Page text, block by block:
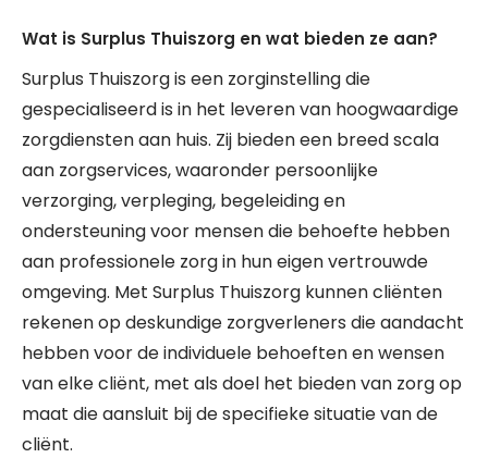
Wat is Surplus Thuiszorg en wat bieden ze aan?
Surplus Thuiszorg is een zorginstelling die
gespecialiseerd is in het leveren van hoogwaardige
zorgdiensten aan huis. Zij bieden een breed scala
aan zorgservices, waaronder persoonlijke
verzorging, verpleging, begeleiding en
ondersteuning voor mensen die behoefte hebben
aan professionele zorg in hun eigen vertrouwde
omgeving. Met Surplus Thuiszorg kunnen cliënten
rekenen op deskundige zorgverleners die aandacht
hebben voor de individuele behoeften en wensen
van elke cliënt, met als doel het bieden van zorg op
maat die aansluit bij de specifieke situatie van de
cliënt.